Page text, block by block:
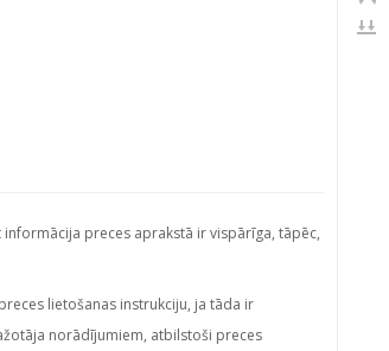
preces aprakstā ir vispārīga, tāpēc,
lietošanas instrukciju, ja tāda ir
norādījumiem, atbilstoši preces